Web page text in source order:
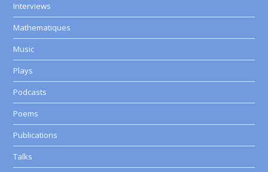
Interviews
Mathematiques
Music
Plays
Podcasts
Poems
Publications
Talks